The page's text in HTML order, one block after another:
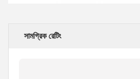
সামগ্রিক রেটিং